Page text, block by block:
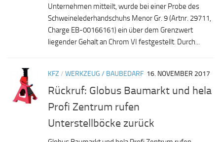
Unternehmen mitteilt, wurde bei einer Probe des
Schweinelederhandschuhs Menor Gr. 9 (Artnr. 29711,
Charge EB-00166161) ein über dem Grenzwert
liegender Gehalt an Chrom VI festgestellt. Durch...
KFZ / WERKZEUG / BAUBEDARF 16. NOVEMBER 2017
Rückruf: Globus Baumarkt und hela
Profi Zentrum rufen
Unterstellböcke zurück